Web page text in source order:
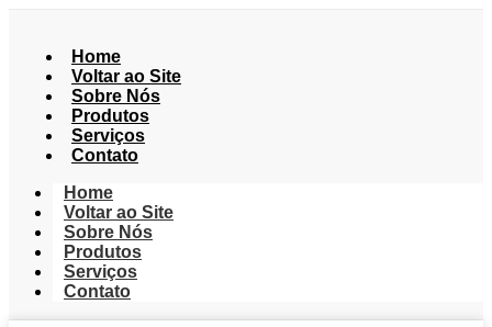
Home
Voltar ao Site
Sobre Nós
Produtos
Serviços
Contato
Home
Voltar ao Site
Sobre Nós
Produtos
Serviços
Contato